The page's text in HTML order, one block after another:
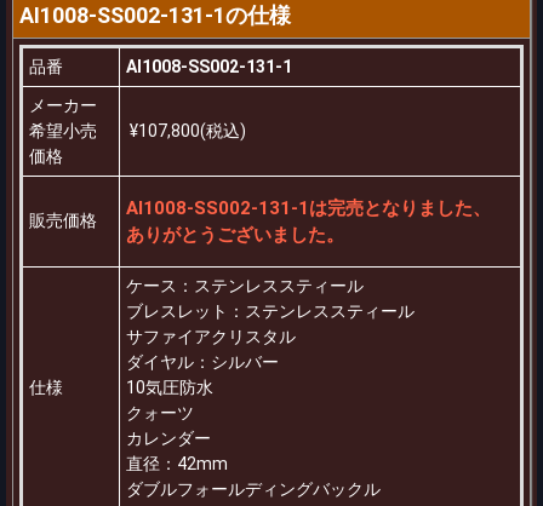
AI1008-SS002-131-1の仕様
品番
AI1008-SS002-131-1
メーカー
希望小売
価格
¥107,800(税込)
販売価格
AI1008-SS002-131-1は完売となりました、
ありがとうございました。
仕様
ケース：ステンレススティール
ブレスレット：ステンレススティール
サファイアクリスタル
ダイヤル：シルバー
10気圧防水
クォーツ
カレンダー
直径：42mm
ダブルフォールディングバックル